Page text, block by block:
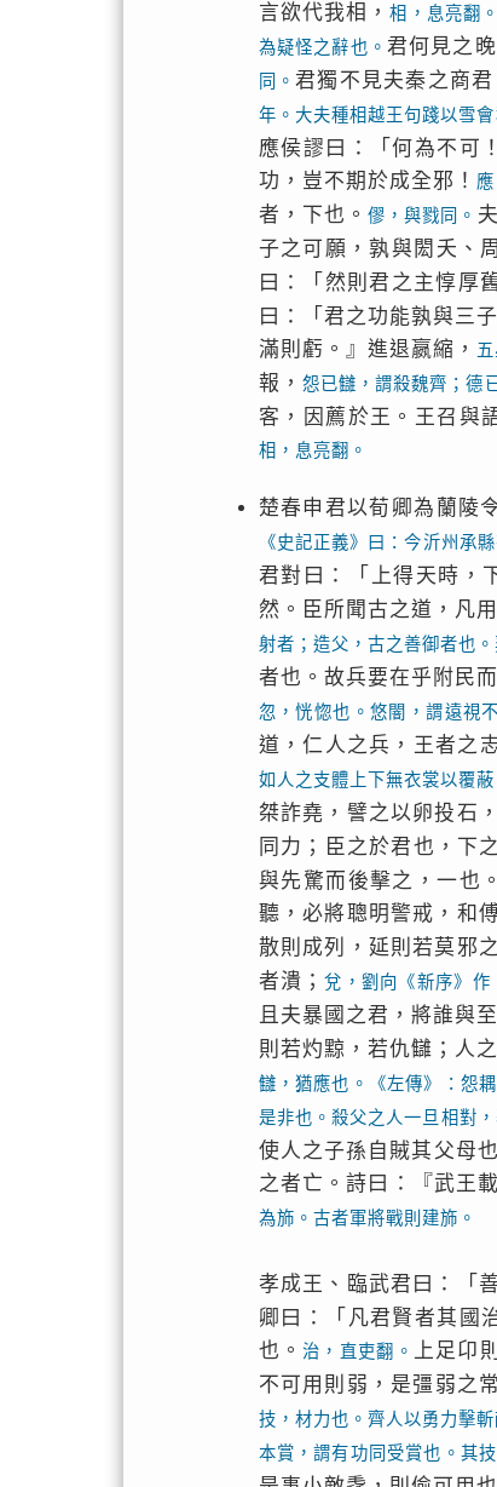
言欲代我相，相，息亮翻。
為疑怪之辭也。 君何見之
同。君獨不見夫秦之商
年。大夫種相越王句踐以雪
應侯謬曰：「何為不可
功，豈不期於成全邪！
者，下也。僇，與戮同。
子之可願，孰與閎夭、
曰：「然則君之主惇厚
曰：「君之功能孰與三
滿則虧。』進退嬴縮，
報， 怨已讎，謂殺魏齊；德
客，因薦於王。王召與
相，息亮翻。
楚春申君以荀卿為蘭陵
《史記正義》曰：今沂州承
君對曰：「上得天時，
然。臣所聞古之道，凡
射者；造父，古之善御者也
者也。故兵要在乎附民
忽，恍惚也。悠闇，謂遠視
道，仁人之兵，王者之
如人之支體上下無衣裳以覆
桀詐堯，譬之以卵投石
同力；臣之於君也，下
與先驚而後擊之，一也
聽，必將聰明警戒，和
散則成列，延則若莫邪
者潰；兌，劉向《新序》作
且夫暴國之君，將誰與
則若灼黥，若仇讎；人
讎，猶應也。《左傳》：怨
是非也。殺父之人一旦相對
使人之子孫自賊其父母
之者亡。詩曰：『武王
為斾。古者軍將戰則建斾。
孝成王、臨武君曰：「
卿曰：「凡君賢者其國
也。治，直吏翻。 上足卬
不可用則弱，是彊弱之
技，材力也。齊人以勇力擊
本賞，謂有功同受賞也。其